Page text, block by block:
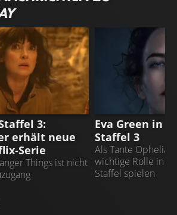
3:
erhält neue
Serie
Things ist nicht
WEDNESDAY
Eva Green in
Staffel 3
Als Tante Ophelia
wichtige Rolle in
Staffel spielen